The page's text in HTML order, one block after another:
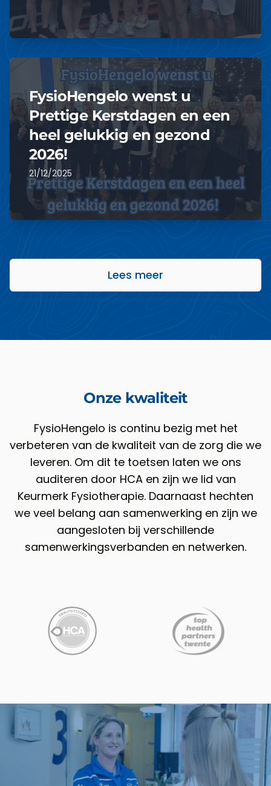
FysioHengelo wenst u
Prettige Kerstdagen en een
heel gelukkig en gezond
2026!
21/12/2025
Lees meer
Onze kwaliteit
FysioHengelo is continu bezig met het
verbeteren van de kwaliteit van de zorg die we
leveren. Om dit te toetsen laten we ons
auditeren door HCA en zijn we lid van
Keurmerk Fysiotherapie. Daarnaast hechten
we veel belang aan samenwerking en zijn we
aangesloten bij verschillende
samenwerkingsverbanden en netwerken.